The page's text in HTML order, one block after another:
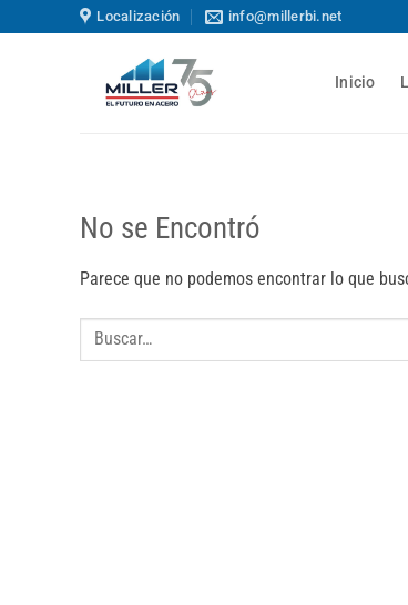
al
Localización info@millerbi.net
Inicio
No se Encontró
Parece que no podemos encontrar lo que